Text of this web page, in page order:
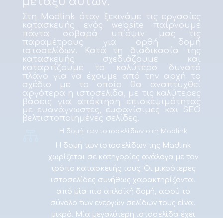
Στη Madlink όταν ξεκινάμε τις εργασίες
κατασκευής ενός website παίρνουμε
πάντα σοβαρά υπ΄όψιν μας τις
παραμέτρους για ορθή δομή
ιστοσελίδων. Κατά τη διαδικασία της
κατασκευής σχεδιάζουμε και
καταρτίζουμε το καλύτερο δυνατό
πλάνο για να έχουμε από την αρχή το
σχέδιο με το οποίο θα αναπτυχθεί
αργότερα η ιστοσελίδα, με τις καλύτερες
βάσεις για απόκτηση επισκεψιμότητας
με ευανάγνωστες, εμφανίσιμες και
SEO
βελτιστοποιημένες σελίδες.
Η δομή των ιστοσελίδων στη Madlink
Η δομή των ιστοσελίδων της Madlink
χωρίζεται σε κατηγορίες ανάλογα με τον
τρόπο κατασκευής τους. Οι μικρότερες
ιστοσελίδες συνήθως χαρακτηρίζονται
από μία πιο απλοϊκή δομή, αφού το
σύνολο των ενεργών σελίδων τους είναι
μικρό. Μία μεγαλύτερη ιστοσελίδα έχει